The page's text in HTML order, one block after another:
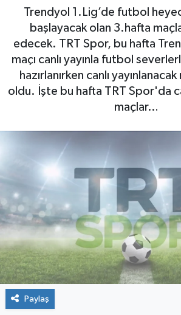
Trendyol 1.Lig’de futbol
başlayacak olan 3.hafta
edecek. TRT Spor, bu hafta
maçı canlı yayınla futbol
hazırlanırken canlı
oldu. İşte bu hafta TRT Spor'da
maçlar…
Paylaş
Haber Arşivi